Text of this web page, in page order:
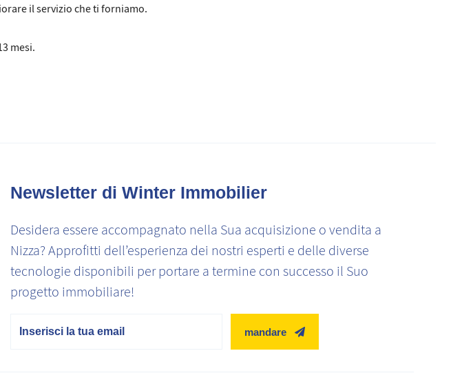
il servizio che ti forniamo.
mesi.
Newsletter di Winter Immobilier
Desidera essere accompagnato nella Sua acquisizione o vendita a
Nizza? Approfitti dell’esperienza dei nostri esperti e delle diverse
tecnologie disponibili per portare a termine con successo il Suo
progetto immobiliare!
mandare